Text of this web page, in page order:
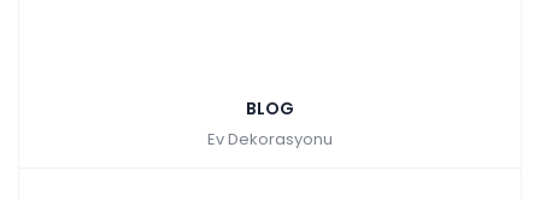
BLOG
Ev Dekorasyonu